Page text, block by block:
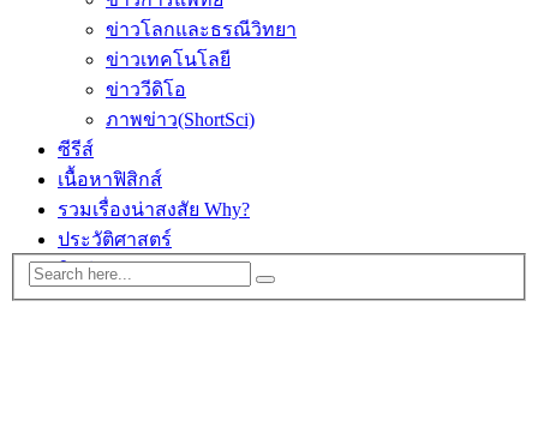
ข่าวโลกและธรณีวิทยา
ข่าวเทคโนโลยี
ข่าววีดิโอ
ภาพข่าว(ShortSci)
ซีรีส์
เนื้อหาฟิสิกส์
รวมเรื่องน่าสงสัย Why?
ประวัติศาสตร์
ติดต่อ